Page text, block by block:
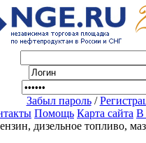
Забыл пароль/
Помощь Карта сайта В
дизельное топливо,